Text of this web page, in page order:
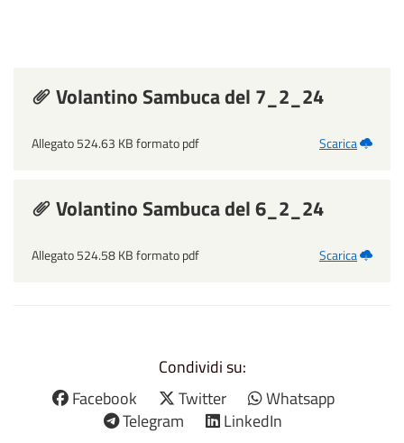
Volantino Sambuca del 7_2_24
Allegato 524.63 KB formato pdf Scarica
Volantino Sambuca del 6_2_24
Allegato 524.58 KB formato pdf Scarica
Condividi su:
Facebook
Twitter
Whatsapp
Telegram
LinkedIn